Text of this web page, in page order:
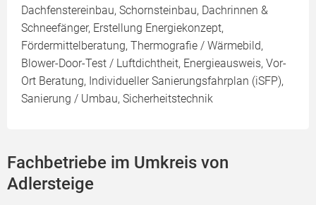
Dachfenstereinbau, Schornsteinbau, Dachrinnen &
Schneefänger, Erstellung Energiekonzept,
Fördermittelberatung, Thermografie / Wärmebild,
Blower-Door-Test / Luftdichtheit, Energieausweis, Vor-
Ort Beratung, Individueller Sanierungsfahrplan (iSFP),
Sanierung / Umbau, Sicherheitstechnik
Fachbetriebe im Umkreis von
Adlersteige